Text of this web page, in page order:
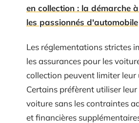
en collection : la démarche
les passionnés d'automobile
Les réglementations strictes
les assurances pour les
collection peuvent limiter leur
Certains préfèrent utiliser
voiture sans les contraintes
et financières